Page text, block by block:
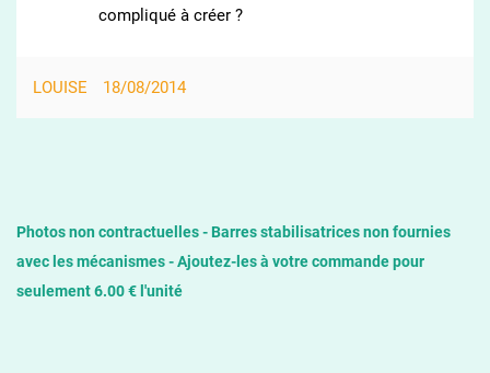
compliqué à créer ?
LOUISE 18/08/2014
Photos non contractuelles - Barres stabilisatrices non fournies
avec les mécanismes - Ajoutez-les à votre commande pour
seulement 6.00 € l'unité